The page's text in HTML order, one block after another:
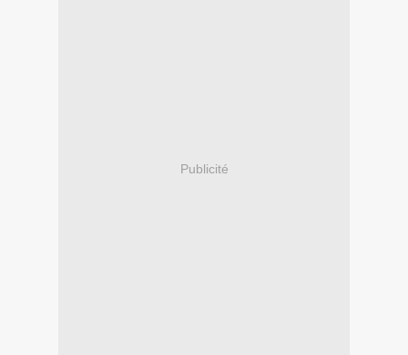
Publicité